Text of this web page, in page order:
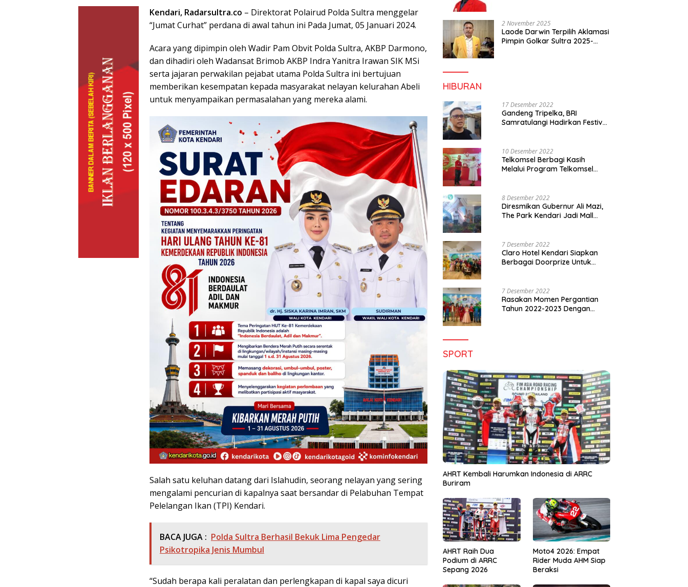
Kendari, Radarsultra.co – Direktorat Polairud Polda Sultra menggelar
“Jumat Curhat” perdana di awal tahun ini Pada Jumat, 05 Januari 2024.
Acara yang dipimpin oleh Wadir Pam Obvit Polda Sultra, AKBP Darmono,
dan dihadiri oleh Wadansat Brimob AKBP Indra Yanitra Irawan SIK MSi
serta jajaran perwakilan pejabat utama Polda Sultra ini bertujuan
memberikan kesempatan kepada masyarakat nelayan kelurahan Abeli
untuk menyampaikan permasalahan yang mereka alami.
Salah satu keluhan datang dari Islahudin, seorang nelayan yang sering
mengalami pencurian di kapalnya saat bersandar di Pelabuhan Tempat
Pelelangan Ikan (TPI) Kendari.
BACA JUGA : Polda Sultra Berhasil Bekuk Lima Pengedar
Psikotropika Jenis Mumbul
“Sudah berapa kali peralatan dan perlengkapan di kapal saya dicuri
2 November 2025
Laode Darwin Terpilih Aklamasi
Pimpin Golkar Sultra 2025-
HIBURAN
17 Desember 2022
Gandeng Tripelka, BRI
Samratulangi Hadirkan Festival
10 Desember 2022
Telkomsel Berbagi Kasih
Melalui Program Telkomsel
8 Desember 2022
Diresmikan Gubernur Ali Mazi,
The Park Kendari Jadi Mall
7 Desember 2022
Claro Hotel Kendari Siapkan
Berbagai Doorprize Untuk
7 Desember 2022
Rasakan Momen Pergantian
Tahun 2022-2023 Dengan
SPORT
AHRT Kembali Harumkan Indonesia di ARRC
Buriram
AHRT Raih Dua
Podium di ARRC
Sepang 2026
Moto4 2026: Empat
Rider Muda AHM Siap
Beraksi